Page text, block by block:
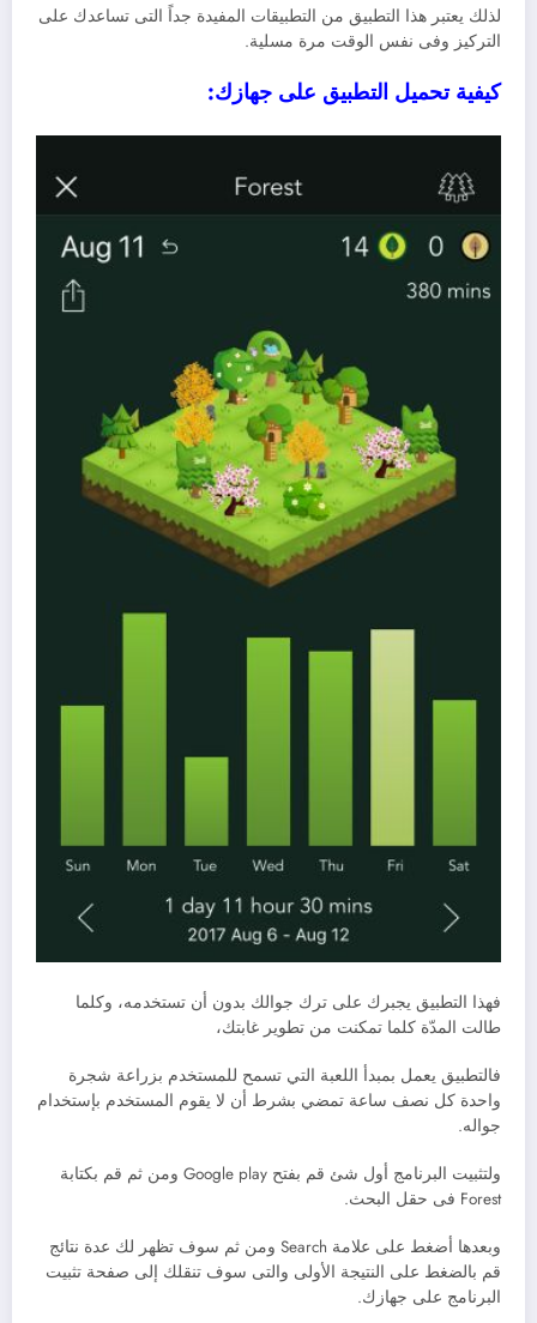
لذلك يعتبر هذا التطبيق من التطبيقات المفيدة جداً التى تساعدك على
التركيز وفى نفس الوقت مرة مسلية.
كيفية تحميل التطبيق على جهازك:
فهذا التطبيق يجبرك على ترك جوالك بدون أن تستخدمه، وكلما
طالت المدّة كلما تمكنت من تطوير غابتك،
فالتطبيق يعمل بمبدأ اللعبة التي تسمح للمستخدم بزراعة شجرة
واحدة كل نصف ساعة تمضي بشرط أن لا يقوم المستخدم بإستخدام
جواله.
ولتثبيت البرنامج أول شئ قم بفتح Google play ومن ثم قم بكتابة
Forest فى حقل البحث.
وبعدها أضغط على علامة Search ومن ثم سوف تظهر لك عدة نتائج
قم بالضغط على النتيجة الأولى والتى سوف تنقلك إلى صفحة تثبيت
البرنامج على جهازك.